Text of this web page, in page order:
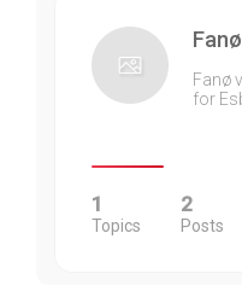
Fanø
Fanø
for
1
Topics
2
Posts